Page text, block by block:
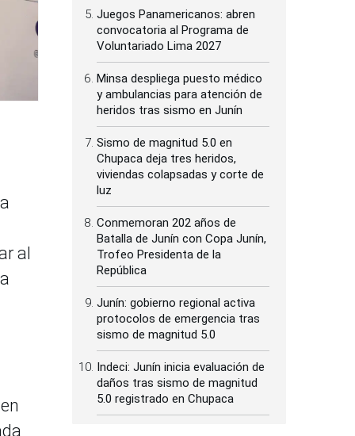
al
Juegos Panamericanos: abren
convocatoria al Programa de
Voluntariado Lima 2027
Minsa despliega puesto médico
y ambulancias para atención de
heridos tras sismo en Junín
Sismo de magnitud 5.0 en
Chupaca deja tres heridos,
viviendas colapsadas y corte de
luz
Conmemoran 202 años de
Batalla de Junín con Copa Junín,
Trofeo Presidenta de la
República
Junín: gobierno regional activa
protocolos de emergencia tras
sismo de magnitud 5.0
Indeci: Junín inicia evaluación de
daños tras sismo de magnitud
5.0 registrado en Chupaca